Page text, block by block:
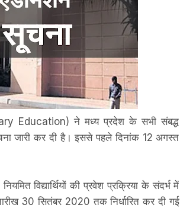
Education) ने मध्य प्रदेश के सभी संबद्ध
जारी कर दी है। इससे पहले दिनांक 12 अगस्त
विद्यार्थियों की प्रवेश प्रक्रिया के संदर्भ में
30 सितंबर 2020 तक निर्धारित कर दी गई